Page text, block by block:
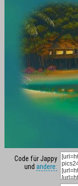
Code für Jappy
und andere: